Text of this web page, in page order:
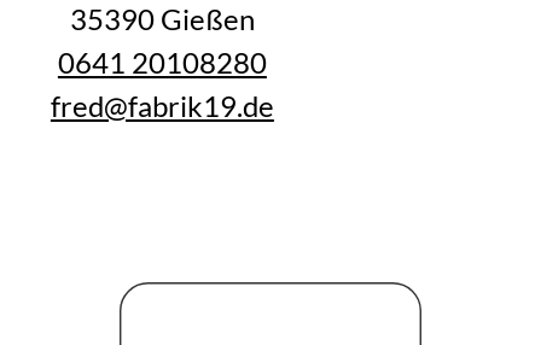
35390 Gießen
0641 20108280
fred@fabrik19.de